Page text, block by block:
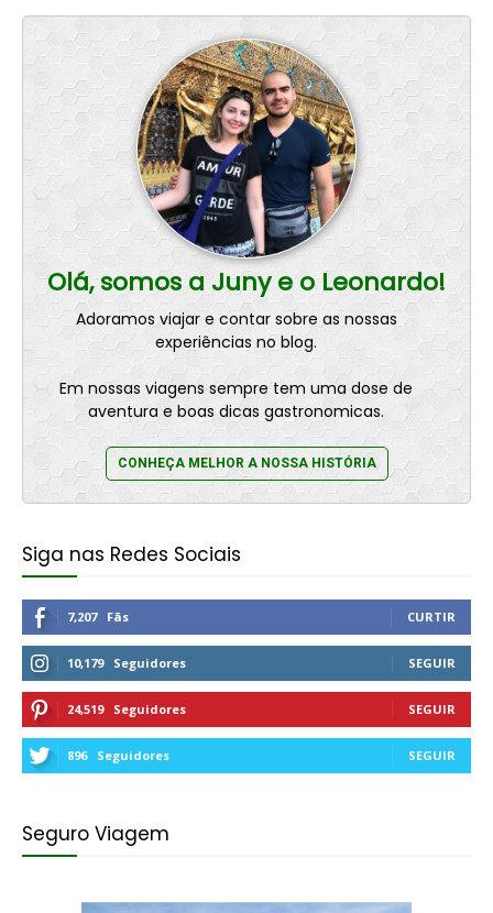
Olá, somos a Juny e o Leonardo!
Adoramos viajar e contar sobre as nossas
experiências no blog.
Em nossas viagens sempre tem uma dose de
aventura e boas dicas gastronomicas.
CONHEÇA MELHOR A NOSSA HISTÓRIA
Siga nas Redes Sociais
7,207 Fãs CURTIR
10,179 Seguidores SEGUIR
24,519 Seguidores SEGUIR
896 Seguidores SEGUIR
Seguro Viagem